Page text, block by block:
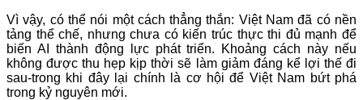
Vì vậy, có thể nói một cách thẳng thắn: Việt Nam đã có nền
tảng thể chế, nhưng chưa có kiến trúc thực thi đủ mạnh để
biến AI thành động lực phát triển. Khoảng cách này nếu
không được thu hẹp kịp thời sẽ làm giảm đáng kể lợi thế đi
sau-trong khi đây lại chính là cơ hội để Việt Nam bứt phá
trong kỷ nguyên mới.